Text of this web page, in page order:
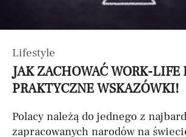
Lifestyle
JAK ZACHOWAĆ WORK-LIFE
PRAKTYCZNE WSKAZÓWKI!
Polacy należą do jednego z
zapracowanych narodów na